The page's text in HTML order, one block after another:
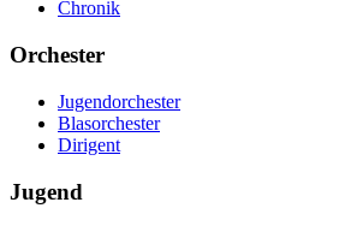
Chronik
Orchester
Jugendorchester
Blasorchester
Dirigent
Jugend